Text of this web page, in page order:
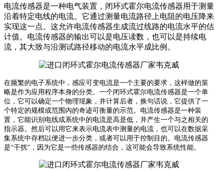
电流传感器是一种电气装置，闭环式霍尔电流传感器用于测量
沿着特定电线的电流。它通过测量电流路径上电阻的电压降来
实现这一点。这允许电流传感器生成流过线路的电流水平的估
计值。电流传感器的输出可以是电压读数，也可以是持续电
流，其大致与沿测试路径移动的电流水平成比例。
在频繁的电子系统中，感应可变电流是一个主要的要求，这样做的策
略是作为应用程序本身的分类。一个闭环式霍尔电流传感器是一个单
位，它可以确定一个物理现象，并计算后者，换句话说，它提供了一
个特定的规模或范围内的奇迹可衡量的示范。电流传感器是一种装
置，它能识别电线或系统中的电流是高是低，并产生一个与之相关的
指示器。然后可以用它来表示电流表中测量的电流，也可以在数据采
集系统中存档以便进一步分类，或者可以用于控制目的。电流传感器
是“干扰”，因为它是一些传感器的结合，这可能会导致系统性能。